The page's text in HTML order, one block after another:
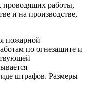
проводящих работы,
и на производстве,
пожарной
по огнезащите и
штрафов. Размеры